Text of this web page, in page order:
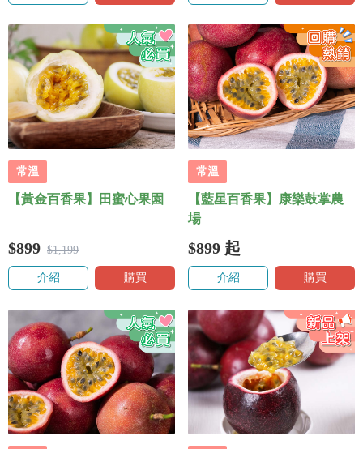
常溫
【黃金百香果】田蜜心果園
$899 $1,199
介紹 購買
常溫
【藍星百香果】康樂鼓掌農
場
$899 起
介紹 購買